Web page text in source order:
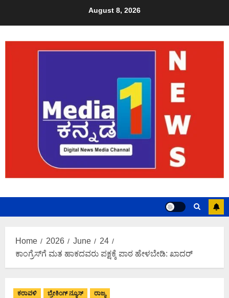
August 8, 2026
Home 2026 June
24
ಕಾಂಗ್ರೆಸ್‌ಗೆ ಮತ ಹಾಕದವರು ಪಕ್ಷಕ್ಕೆ ಪಾಠ ಹೇಳಬೇಡಿ: ಖಾದರ್
ಕರಾವಳಿ ಬ್ರೇಕಿಂಗ್ ನ್ಯೂಸ್ ರಾಜ್ಯ